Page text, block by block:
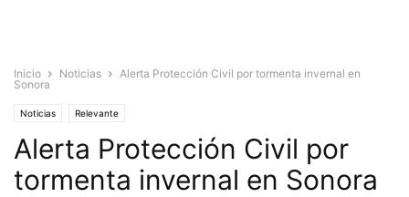
Inicio Noticias
Alerta Protección Civil por tormenta invernal en
Sonora
Noticias Relevante
Alerta Protección Civil por
tormenta invernal en Sonora